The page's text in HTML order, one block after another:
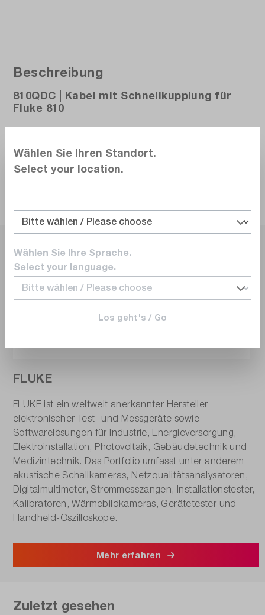
Beschreibung
810QDC | Kabel mit Schnellkupplung für
Fluke 810
FLUKE
FLUKE ist ein weltweit anerkannter Hersteller
elektronischer Test- und Messgeräte sowie
Softwarelösungen für Industrie, Energieversorgung,
Elektroinstallation, Photovoltaik, Gebäudetechnik und
Medizintechnik. Das Portfolio umfasst unter anderem
akustische Schallkameras, Netzqualitätsanalysatoren,
Digitalmultimeter, Strommesszangen, Installationstester,
Kalibratoren, Wärmebildkameras, Gerätetester und
Handheld-Oszilloskope.
Mehr erfahren
Zuletzt gesehen
Wählen Sie Ihren Standort.
Select your location.
Wählen Sie Ihre Sprache.
Select your language.
Los geht's / Go